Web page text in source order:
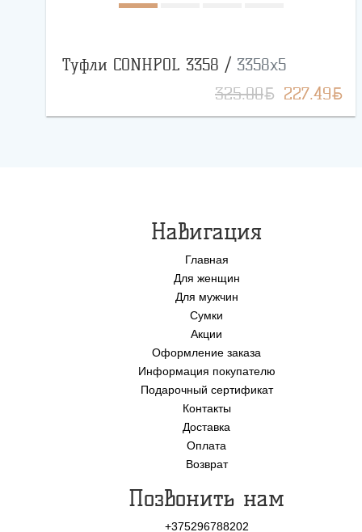
Туфли CONHPOL 3358 / 3358x5
325.00BYN 227.49BYN
Навигация
Главная
Для женщин
Для мужчин
Сумки
Акции
Оформление заказа
Информация покупателю
Подарочный сертификат
Контакты
Доставка
Оплата
Возврат
Позвонить нам
+375296788202